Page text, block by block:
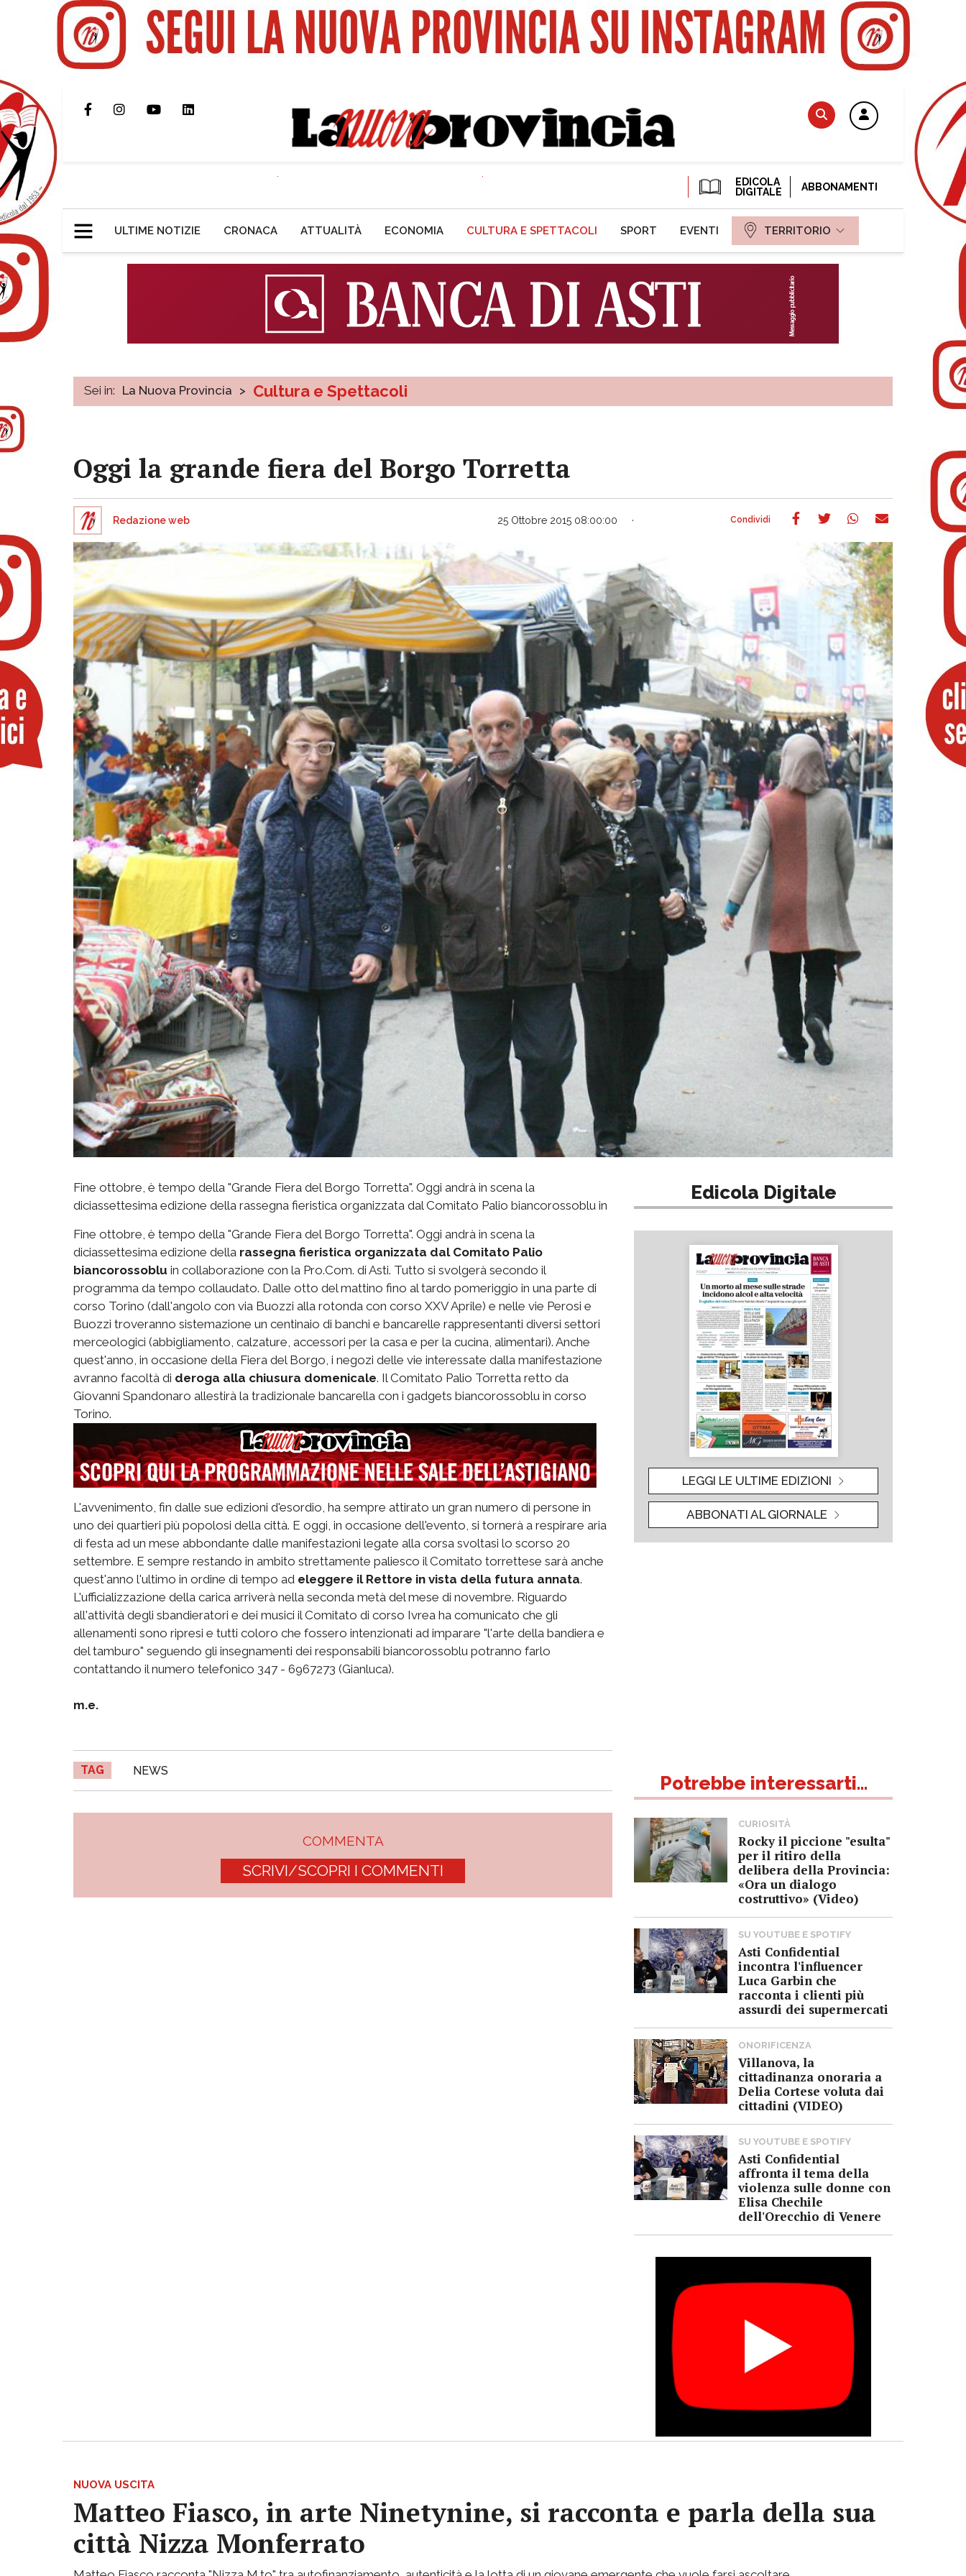
EDICOLA
DIGITALE
ABBONAMENTI
ULTIME NOTIZIE CRONACA ATTUALITÀ ECONOMIA CULTURA E SPETTACOLI SPORT EVENTI TERRITORIO
Sei in: La Nuova Provincia > Cultura e Spettacoli
Oggi la grande fiera del Borgo Torretta
Redazione web 25 Ottobre 2015 08:00:00
Fine ottobre, è tempo della "Grande Fiera del Borgo Torretta". Oggi andrà in scena la
diciassettesima edizione della rassegna fieristica organizzata dal Comitato Palio biancorossoblu in
Fine ottobre, è tempo della "Grande Fiera del Borgo Torretta". Oggi andrà in scena la
diciassettesima edizione della rassegna fieristica organizzata dal Comitato Palio
biancorossoblu in collaborazione con la Pro.Com. di Asti. Tutto si svolgerà secondo il
programma da tempo collaudato. Dalle otto del mattino fino al tardo pomeriggio in una parte di
corso Torino (dall'angolo con via Buozzi alla rotonda con corso XXV Aprile) e nelle vie Perosi e
Buozzi troveranno sistemazione un centinaio di banchi e bancarelle rappresentanti diversi settori
merceologici (abbigliamento, calzature, accessori per la casa e per la cucina, alimentari). Anche
quest'anno, in occasione della Fiera del Borgo, i negozi delle vie interessate dalla manifestazione
avranno facoltà di deroga alla chiusura domenicale. Il Comitato Palio Torretta retto da
Giovanni Spandonaro allestirà la tradizionale bancarella con i gadgets biancorossoblu in corso
Torino.
L'avvenimento, fin dalle sue edizioni d'esordio, ha sempre attirato un gran numero di persone in
uno dei quartieri più popolosi della città. E oggi, in occasione dell'evento, si tornerà a respirare aria
di festa ad un mese abbondante dalle manifestazioni legate alla corsa svoltasi lo scorso 20
settembre. E sempre restando in ambito strettamente paliesco il Comitato torrettese sarà anche
quest'anno l'ultimo in ordine di tempo ad eleggere il Rettore in vista della futura annata.
L'ufficializzazione della carica arriverà nella seconda metà del mese di novembre. Riguardo
all'attività degli sbandieratori e dei musici il Comitato di corso Ivrea ha comunicato che gli
allenamenti sono ripresi e tutti coloro che fossero intenzionati ad imparare "l'arte della bandiera e
del tamburo" seguendo gli insegnamenti dei responsabili biancorossoblu potranno farlo
contattando il numero telefonico 347 - 6967273 (Gianluca).
m.e.
TAG NEWS
COMMENTA
SCRIVI/SCOPRI I COMMENTI
Edicola Digitale
LEGGI LE ULTIME EDIZIONI
ABBONATI AL GIORNALE
Potrebbe interessarti...
CURIOSITÀ
Rocky il piccione "esulta"
per il ritiro della
delibera della Provincia:
«Ora un dialogo
costruttivo» (Video)
SU YOUTUBE E SPOTIFY
Asti Confidential
incontra l'influencer
Luca Garbin che
racconta i clienti più
assurdi dei supermercati
ONORIFICENZA
Villanova, la
cittadinanza onoraria a
Delia Cortese voluta dai
cittadini (VIDEO)
SU YOUTUBE E SPOTIFY
Asti Confidential
affronta il tema della
violenza sulle donne con
Elisa Chechile
dell'Orecchio di Venere
NUOVA USCITA
Matteo Fiasco, in arte Ninetynine, si racconta e parla della sua
città Nizza Monferrato